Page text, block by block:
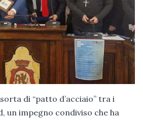
di “patto d’acciaio” tra i
un impegno condiviso che ha